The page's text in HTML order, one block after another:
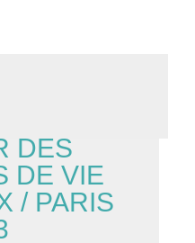
DES
DE VIE
/ PARIS